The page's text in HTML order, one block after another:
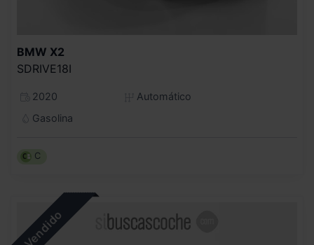
BMW X2
SDRIVE18I
2020
Automático
Gasolina
C